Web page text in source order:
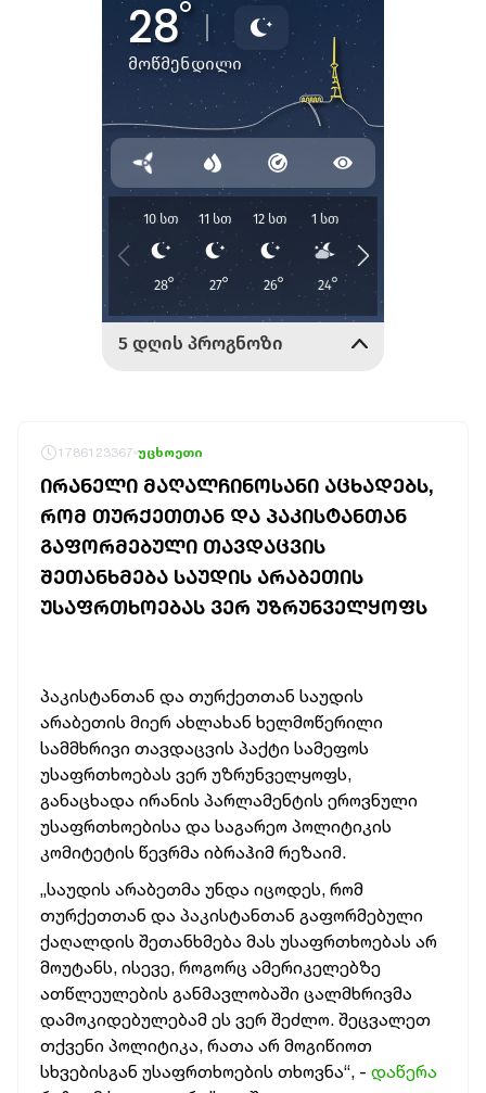
1786123367 უცხოეთი
ᲘᲠᲐᲜᲔᲚᲘ ᲛᲐᲦᲐᲚᲩᲘᲜᲝᲡᲐᲜᲘ ᲐᲪᲮᲐᲓᲔᲑᲡ,
ᲠᲝᲛ ᲗᲣᲠᲥᲔᲗᲗᲐᲜ ᲓᲐ ᲞᲐᲙᲘᲡᲢᲐᲜᲗᲐᲜ
ᲒᲐᲤᲝᲠᲛᲔᲑᲣᲚᲘ ᲗᲐᲕᲓᲐᲪᲕᲘᲡ
ᲨᲔᲗᲐᲜᲮᲛᲔᲑᲐ ᲡᲐᲣᲓᲘᲡ ᲐᲠᲐᲑᲔᲗᲘᲡ
ᲣᲡᲐᲤᲠᲗᲮᲝᲔᲑᲐᲡ ᲕᲔᲠ ᲣᲖᲠᲣᲜᲕᲔᲚᲧᲝᲤᲡ
პაკისტანთან და თურქეთთან საუდის
არაბეთის მიერ ახლახან ხელმოწერილი
სამმხრივი თავდაცვის პაქტი სამეფოს
უსაფრთხოებას ვერ უზრუნველყოფს,
განაცხადა ირანის პარლამენტის ეროვნული
უსაფრთხოებისა და საგარეო პოლიტიკის
კომიტეტის წევრმა იბრაჰიმ რეზაიმ.
„საუდის არაბეთმა უნდა იცოდეს, რომ
თურქეთთან და პაკისტანთან გაფორმებული
ქაღალდის შეთანხმება მას უსაფრთხოებას არ
მოუტანს, ისევე, როგორც ამერიკელებზე
ათწლეულების განმავლობაში ცალმხრივმა
დამოკიდებულებამ ეს ვერ შეძლო. შეცვალეთ
თქვენი პოლიტიკა, რათა არ მოგიწიოთ
სხვებისგან უსაფრთხოების თხოვნა“, - დაწერა